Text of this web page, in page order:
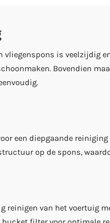
vliegenspons is veelzijdig
Bovendien
een diepgaande
op de spons,
reinigen van het voertuig